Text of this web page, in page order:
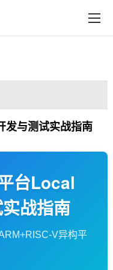
在线购买
与测试实战指南
台Local
战指南
V异构平